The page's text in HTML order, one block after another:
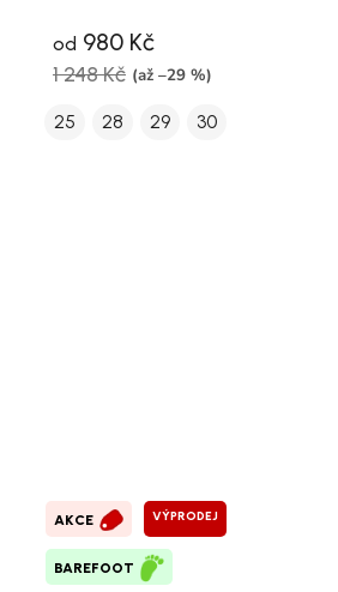
od 980 Kč
1 248 Kč (až –29 %)
25 28 29 30
AKCE VÝPRODEJ
BAREFOOT